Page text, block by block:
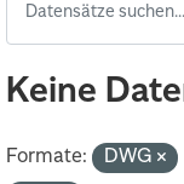
Keine
Formate: DWG